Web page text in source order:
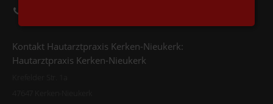
Kontakt Hautarztpraxis Kerken-Nieukerk:
Hautarztpraxis Kerken-Nieukerk